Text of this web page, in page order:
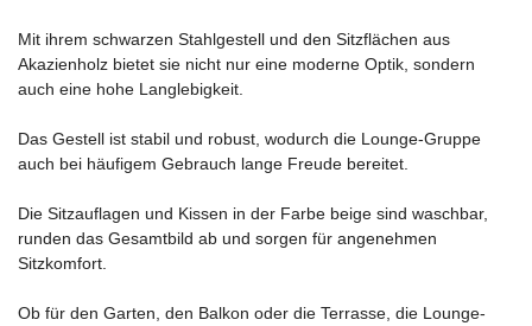
Mit ihrem schwarzen Stahlgestell und den Sitzflächen aus
Akazienholz bietet sie nicht nur eine moderne Optik, sondern
auch eine hohe Langlebigkeit.
Das Gestell ist stabil und robust, wodurch die Lounge-Gruppe
auch bei häufigem Gebrauch lange Freude bereitet.
Die Sitzauflagen und Kissen in der Farbe beige sind waschbar,
runden das Gesamtbild ab und sorgen für angenehmen
Sitzkomfort.
Ob für den Garten, den Balkon oder die Terrasse, die Lounge-